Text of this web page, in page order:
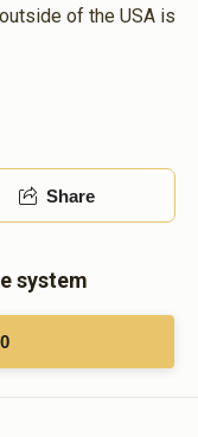
of the USA is
Share
system